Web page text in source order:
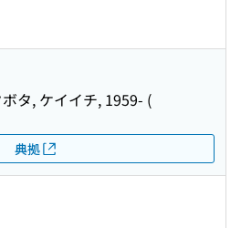
タ, ケイイチ, 1959- (
典拠